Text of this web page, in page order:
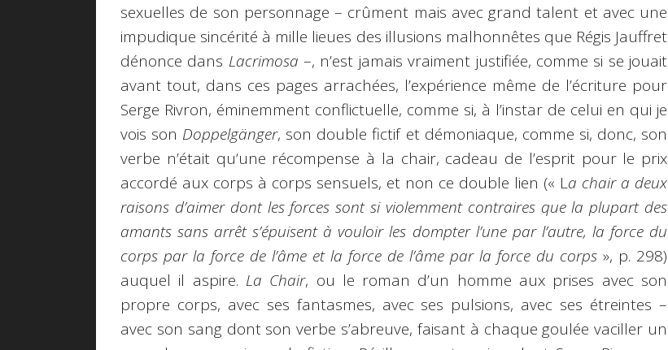
sexuelles de son personnage – crûment mais avec grand talent et avec une
impudique sincérité à mille lieues des illusions malhonnêtes que Régis Jauffret
dénonce dans Lacrimosa –, n’est jamais vraiment justifiée, comme si se jouait
avant tout, dans ces pages arrachées, l’expérience même de l’écriture pour
Serge Rivron, éminemment conflictuelle, comme si, à l’instar de celui en qui je
vois son Doppelgänger, son double fictif et démoniaque, comme si, donc, son
verbe n’était qu’une récompense à la chair, cadeau de l’esprit pour le prix
accordé aux corps à corps sensuels, et non ce double lien (« La chair a deux
raisons d’aimer dont les forces sont si violemment contraires que la plupart des
amants sans arrêt s’épuisent à vouloir les dompter l’une par l’autre, la force du
corps par la force de l’âme et la force de l’âme par la force du corps », p. 298)
auquel il aspire. La Chair, ou le roman d’un homme aux prises avec son
propre corps, avec ses fantasmes, avec ses pulsions, avec ses étreintes –
avec son sang dont son verbe s’abreuve, faisant à chaque goulée vaciller un